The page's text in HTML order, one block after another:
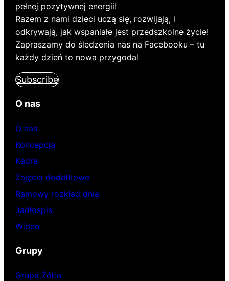
pełnej pozytywnej energii!
Razem z nami dzieci uczą się, rozwijają, i
odkrywają, jak wspaniałe jest przedszkolne życie!
Zapraszamy do śledzenia nas na Facebooku – tu
każdy dzień to nowa przygoda!
Subscribe
O nas
O nas
Koncepcja
Kadra
Zajęcia dodatkowe
Ramowy rozkład dnia
Jadłospis
Wideo
Grupy
Grupa Żółta